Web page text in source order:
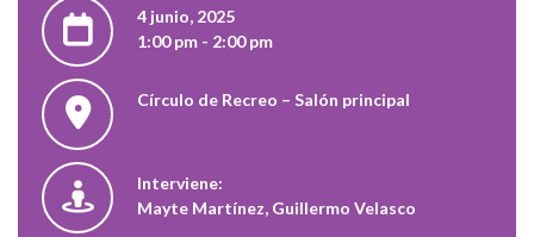
4 junio, 2025
1:00 pm - 2:00 pm
Círculo de Recreo – Salón principal
Interviene:
Mayte Martínez, Guillermo Velasco